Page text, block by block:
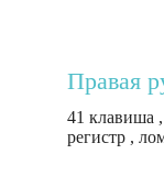
Правая
41 клавиша
регистр ,